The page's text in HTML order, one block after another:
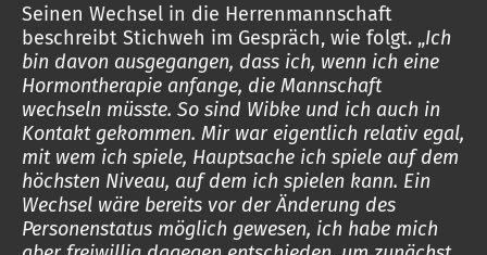
Seinen Wechsel in die Herrenmannschaft
beschreibt Stichweh im Gespräch, wie folgt. „Ich
bin davon ausgegangen, dass ich, wenn ich eine
Hormontherapie anfange, die Mannschaft
wechseln müsste. So sind Wibke und ich auch in
Kontakt gekommen. Mir war eigentlich relativ egal,
mit wem ich spiele, Hauptsache ich spiele auf dem
höchsten Niveau, auf dem ich spielen kann. Ein
Wechsel wäre bereits vor der Änderung des
Personenstatus möglich gewesen, ich habe mich